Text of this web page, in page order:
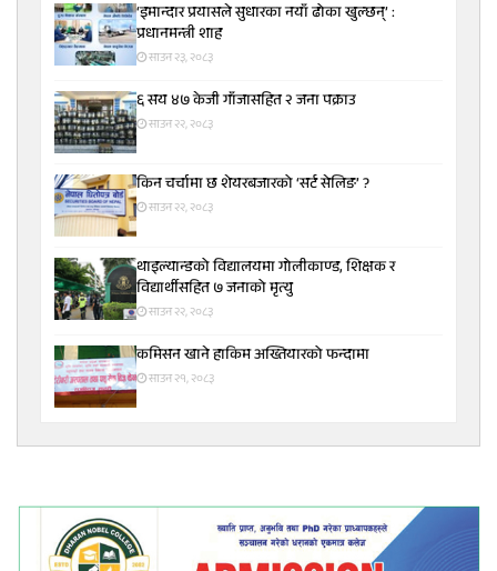
‘इमान्दार प्रयासले सुधारका नयाँ ढोका खुल्छन्’ :
प्रधानमन्त्री शाह
साउन २३, २०८३
६ सय ४७ केजी गाँजासहित २ जना पक्राउ
साउन २२, २०८३
किन चर्चामा छ शेयरबजारको ‘सर्ट सेलिङ’ ?
साउन २२, २०८३
थाइल्यान्डको विद्यालयमा गोलीकाण्ड, शिक्षक र
विद्यार्थीसहित ७ जनाको मृत्यु
साउन २२, २०८३
कमिसन खाने हाकिम अख्तियारको फन्दामा
साउन २१, २०८३